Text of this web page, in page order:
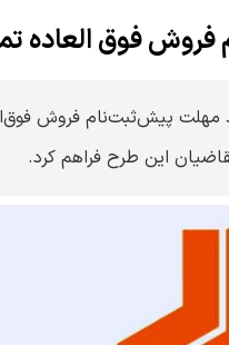
فروش فوق العاده
مهلت پیش‌ثبت‌نام فروش